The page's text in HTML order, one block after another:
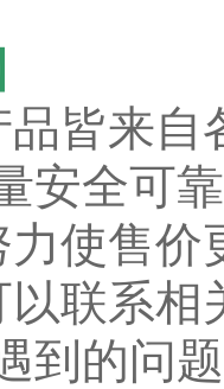
皆来自
安全可靠
力使售
联系
到的问